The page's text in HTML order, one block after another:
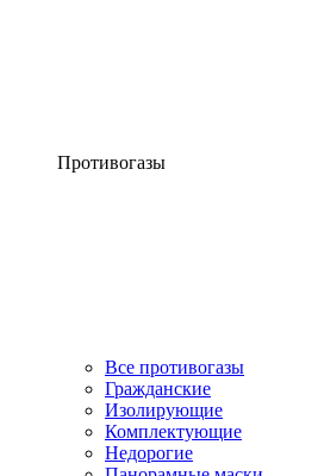
Противогазы
Все противогазы
Гражданские
Изолирующие
Комплектующие
Недорогие